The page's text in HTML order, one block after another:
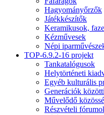
Hagyományőrzők
Játékkészítők
Keramikusok,
Kézművesek
Népi
TOP-6.9.2-16 projekt
Tankatalógusok
Helytörténeti
Egyéb kulturális
Generációk
Művelődő
Részvételi